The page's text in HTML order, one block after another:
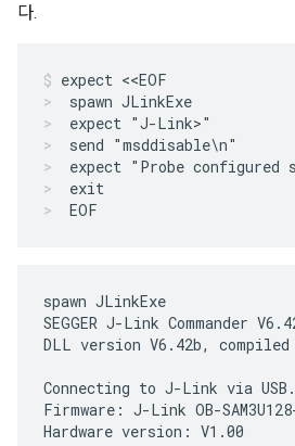
다.
expect <<EOF
spawn JLinkExe
expect "J-Link>"
send "msddisable\n"
expect "Probe configured
exit
EOF
spawn JLinkExe
SEGGER J-Link Commander
DLL version V6.42b,
Connecting to J-Link via
Firmware: J-Link OB-
Hardware version: V1.00